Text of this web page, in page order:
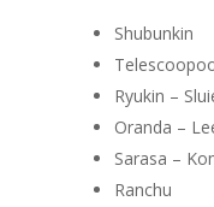
Shubunkin
Ryukin –
Oranda –
Sarasa –
Ranchu